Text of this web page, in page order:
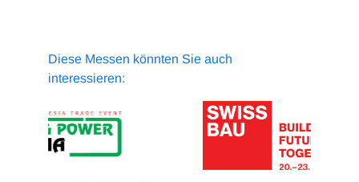
Diese Messen könnten Sie auch
interessieren: